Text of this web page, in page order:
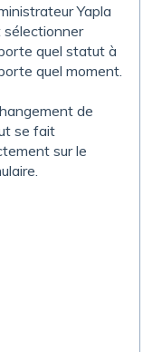
Yapla
sélectionner
quel statut à
quel moment.
de
se fait
sur le